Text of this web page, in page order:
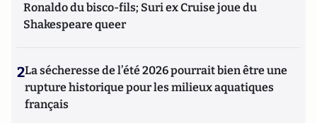
Ronaldo du bisco-fils; Suri ex Cruise joue du
Shakespeare queer
2La sécheresse de l’été 2026 pourrait bien être une
rupture historique pour les milieux aquatiques
français